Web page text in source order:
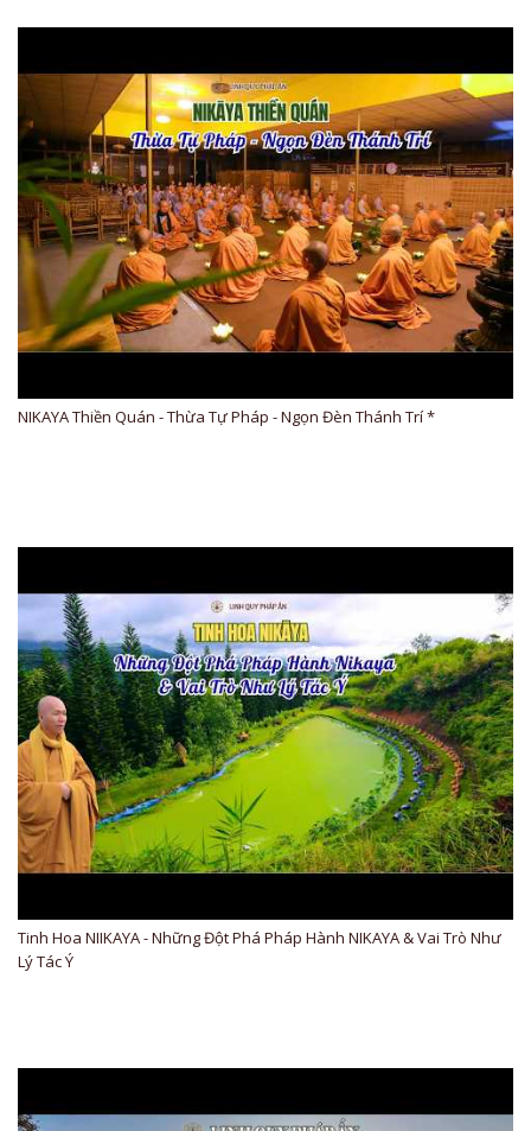
NIKAYA Thiền Quán - Thừa Tự Pháp - Ngọn Đèn Thánh Trí *
Tinh Hoa NIIKAYA - Những Đột Phá Pháp Hành NIKAYA & Vai Trò Như
Lý Tác Ý